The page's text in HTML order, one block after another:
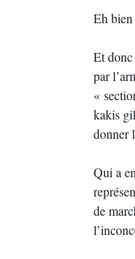
Eh
Et
par
«
kakis
donner
Qui a
de